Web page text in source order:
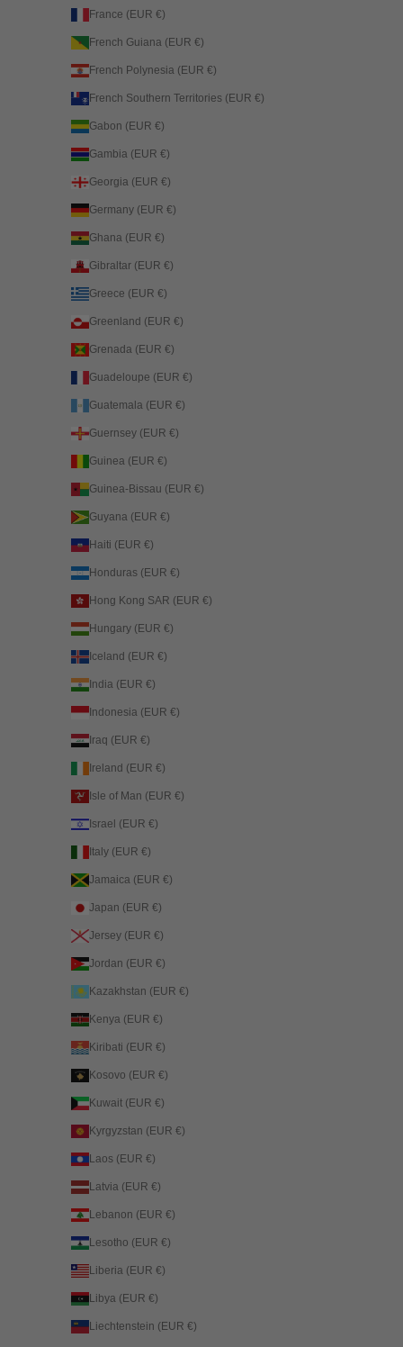
France (EUR €)
French Guiana (EUR €)
French Polynesia (EUR €)
French Southern Territories (EUR €)
Gabon (EUR €)
Gambia (EUR €)
Georgia (EUR €)
Germany (EUR €)
Ghana (EUR €)
Gibraltar (EUR €)
Greece (EUR €)
Greenland (EUR €)
Grenada (EUR €)
Guadeloupe (EUR €)
Guatemala (EUR €)
Guernsey (EUR €)
Guinea (EUR €)
Guinea-Bissau (EUR €)
Guyana (EUR €)
Haiti (EUR €)
Honduras (EUR €)
Hong Kong SAR (EUR €)
Hungary (EUR €)
Iceland (EUR €)
India (EUR €)
Indonesia (EUR €)
Iraq (EUR €)
Ireland (EUR €)
Isle of Man (EUR €)
Israel (EUR €)
Italy (EUR €)
Jamaica (EUR €)
Japan (EUR €)
Jersey (EUR €)
Jordan (EUR €)
Kazakhstan (EUR €)
Kenya (EUR €)
Kiribati (EUR €)
Kosovo (EUR €)
Kuwait (EUR €)
Kyrgyzstan (EUR €)
Laos (EUR €)
Latvia (EUR €)
Lebanon (EUR €)
Lesotho (EUR €)
Liberia (EUR €)
Libya (EUR €)
Liechtenstein (EUR €)